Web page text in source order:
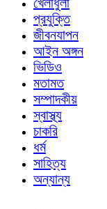
প্রযুক্তি
জীবনযাপন
আইন অঙ্গন
ভিডিও
মতামত
সম্পাদকীয়
স্বাস্থ্য
চাকরি
ধর্ম
সাহিত্য
অন্যান্য